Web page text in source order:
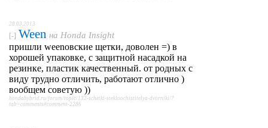
28.03.2013
[-] Ween на Honda Insight
пришли weenовские щетки, доволен =) в
хорошей упаковке, с защитной насадкой на
резинке, пластик качественный. от родных с
виду трудно отличить, работают отлично )
вообщем советую ))
hondahybrid.ru/forum/topic/132-schetki-stekloochistitelya-dvorniki/?
tab=comments#comment-2286